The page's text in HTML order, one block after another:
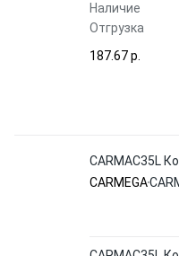
Наличие
Отгрузка
187.67 p.
CARMAC35L
CARMEGA